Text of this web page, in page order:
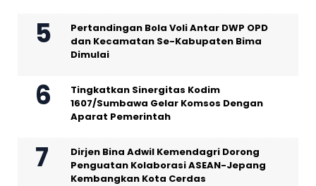
Pertandingan Bola Voli Antar DWP OPD
dan Kecamatan Se-Kabupaten Bima
Dimulai
Tingkatkan Sinergitas Kodim
1607/Sumbawa Gelar Komsos Dengan
Aparat Pemerintah
Dirjen Bina Adwil Kemendagri Dorong
Penguatan Kolaborasi ASEAN-Jepang
Kembangkan Kota Cerdas